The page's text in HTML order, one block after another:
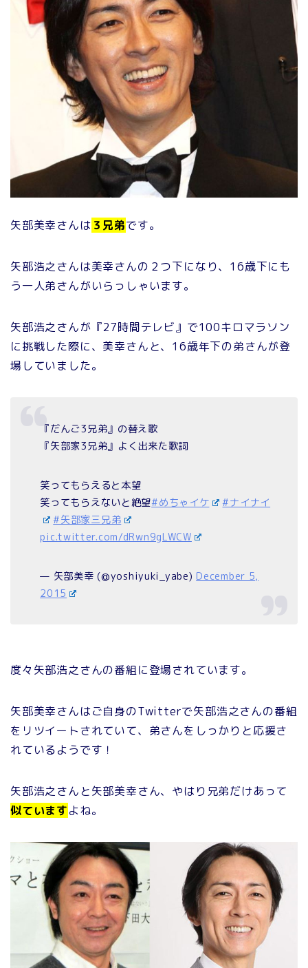
矢部美幸さんは ３兄弟です。
矢部浩之さんは美幸さんの２つ下になり、16歳下にも
う一人弟さんがいらっしゃいます。
矢部浩之さんが『27時間テレビ』で100キロマラソン
に挑戦した際に、美幸さんと、16歳年下の弟さんが登
場していました。
『だんご3兄弟』の替え歌
『矢部家3兄弟』よく出来た歌詞
笑ってもらえると本望
笑ってもらえないと絶望#めちゃイケ
#ナイナイ
#矢部家三兄弟
pic.twitter.com/dRwn9gLWCW
— 矢部美幸 (@yoshiyuki_yabe)December 5,
2015
度々矢部浩之さんの番組に登場されています。
矢部美幸さんはご自身のTwitterで矢部浩之さんの番組
をリツイートされていて、弟さんをしっかりと応援さ
れているようです！
矢部浩之さんと矢部美幸さん、やはり兄弟だけあって
似ていますよね。